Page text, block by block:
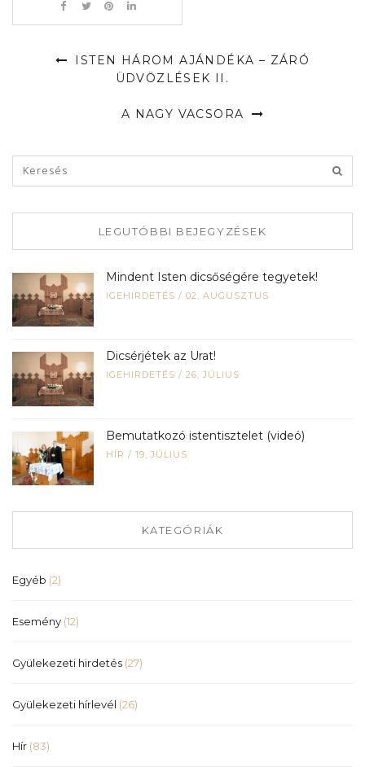
ISTEN HÁROM AJÁNDÉKA – ZÁRÓ
ÜDVÖZLÉSEK II.
A NAGY VACSORA
LEGUTÓBBI BEJEGYZÉSEK
Mindent Isten dicsőségére tegyetek!
IGEHIRDETÉS / 02, AUGUSZTUS
Dicsérjétek az Urat!
IGEHIRDETÉS / 26, JÚLIUS
Bemutatkozó istentisztelet (videó)
HÍR / 19, JÚLIUS
KATEGÓRIÁK
Egyéb (2)
Esemény (12)
Gyülekezeti hirdetés (27)
Gyülekezeti hírlevél (26)
Hír (83)